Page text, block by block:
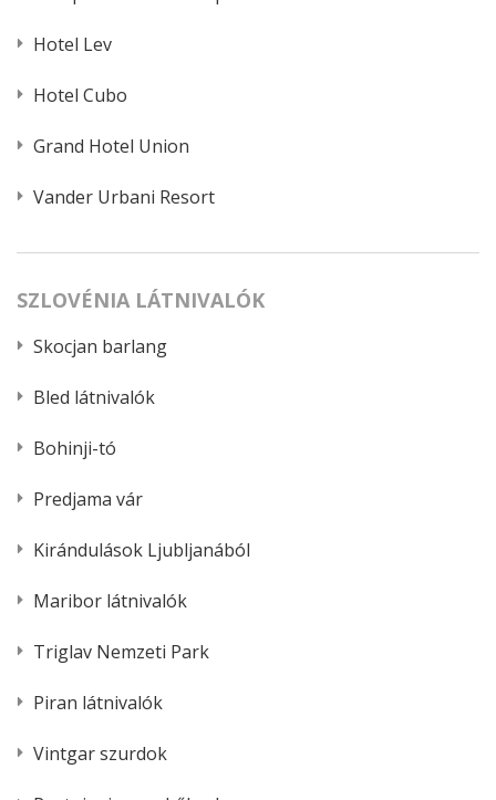
Hotel Lev
Hotel Cubo
Grand Hotel Union
Vander Urbani Resort
SZLOVÉNIA LÁTNIVALÓK
Skocjan barlang
Bled látnivalók
Bohinji-tó
Predjama vár
Kirándulások Ljubljanából
Maribor látnivalók
Triglav Nemzeti Park
Piran látnivalók
Vintgar szurdok